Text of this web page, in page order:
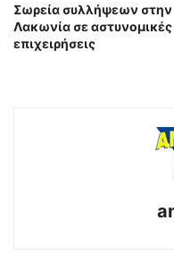
Σωρεία συλλήψεων στην
Λακωνία σε αστυνομικές
επιχειρήσεις